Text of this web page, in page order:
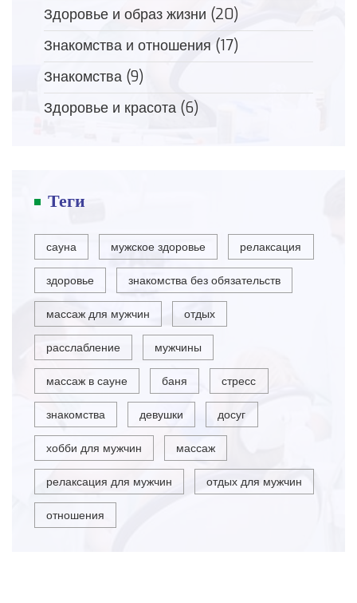
Здоровье и образ жизни (20)
Знакомства и отношения (17)
Знакомства (9)
Здоровье и красота (6)
Теги
сауна мужское здоровье релаксация
здоровье знакомства без обязательств
массаж для мужчин отдых
расслабление мужчины
массаж в сауне баня стресс
знакомства девушки досуг
хобби для мужчин массаж
релаксация для мужчин отдых для мужчин
отношения